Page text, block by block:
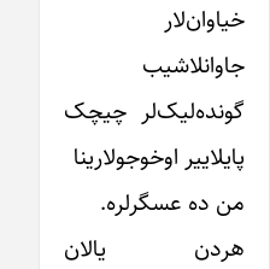
خیاوان‌لار
جاوانلاشیب
گونده‌لیک‌لر چیچک
پایلاییر اوخوجولارینا
من ده عسگرلره.
هردن یا‌لان